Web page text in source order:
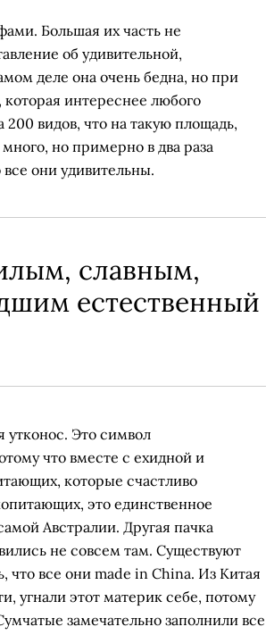
Большая их часть не
об удивительной,
деле она очень бедна, но при
интереснее любого
видов, что на такую площадь,
но примерно в два раза
они удивительны.
славным,
естественный
утконос. Это символ
что вместе с ехидной и
которые счастливо
это единственное
Австралии. Другая пачка
не совсем там. Существуют
что все они made in China. Из Китая
угнали этот материк себе, потому
замечательно заполнили все